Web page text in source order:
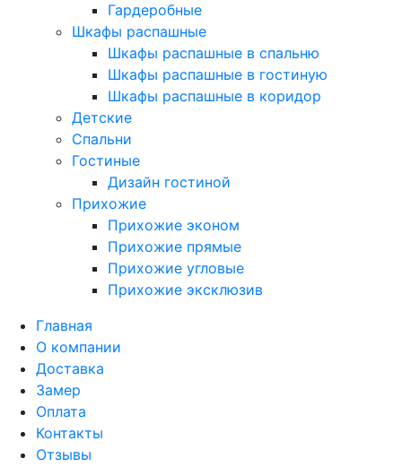
Гардеробные
Шкафы распашные
Шкафы распашные в спальню
Шкафы распашные в гостиную
Шкафы распашные в коридор
Детские
Спальни
Гостиные
Дизайн гостиной
Прихожие
Прихожие эконом
Прихожие прямые
Прихожие угловые
Прихожие эксклюзив
Главная
О компании
Доставка
Замер
Оплата
Контакты
Отзывы